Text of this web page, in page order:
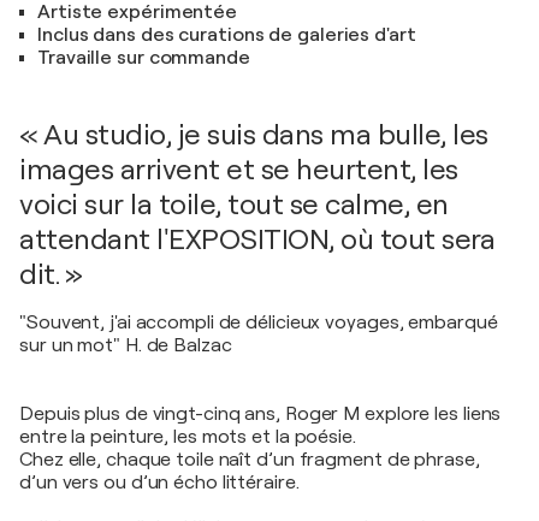
Artiste expérimentée
Inclus dans des curations de galeries d'art
Travaille sur commande
« Au studio, je suis dans ma bulle, les
images arrivent et se heurtent, les
voici sur la toile, tout se calme, en
attendant l'EXPOSITION, où tout sera
dit. »
"Souvent, j'ai accompli de délicieux voyages, embarqué
sur un mot" H. de Balzac
Depuis plus de vingt-cinq ans, Roger M explore les liens
entre la peinture, les mots et la poésie.
Chez elle, chaque toile naît d’un fragment de phrase,
d’un vers ou d’un écho littéraire.